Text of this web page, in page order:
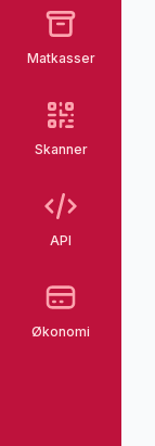
Matkasser
Skanner
API
Økonomi